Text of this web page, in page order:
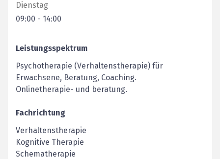
Dienstag
09:00 - 14:00
Leistungsspektrum
Psychotherapie (Verhaltenstherapie) für
Erwachsene, Beratung, Coaching.
Onlinetherapie- und beratung.
Fachrichtung
Verhaltenstherapie
Kognitive Therapie
Schematherapie